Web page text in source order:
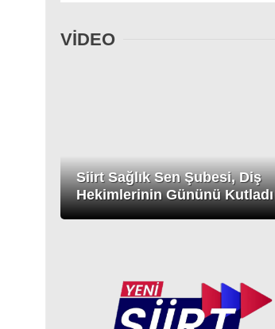
VİDEO
Siirt Sağlık Sen Şubesi, Diş
Hekimlerinin Gününü Kutladı